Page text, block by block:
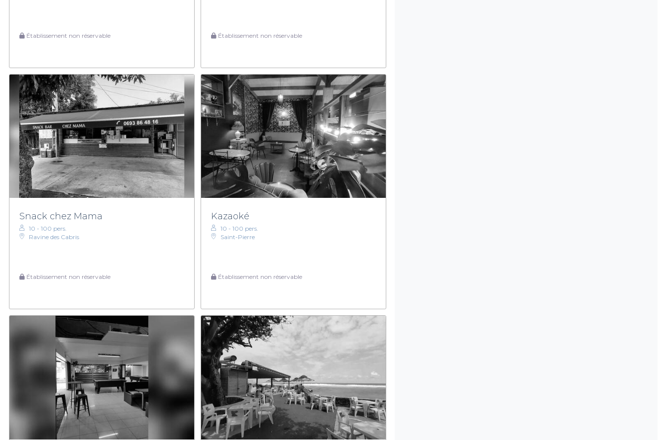
Établissement non réservable Établissement non réservable
Snack chez Mama
10 - 100 pers.
Ravine des Cabris
Établissement non réservable
Kazaoké
10 - 100 pers.
Saint-Pierre
Établissement non réservable